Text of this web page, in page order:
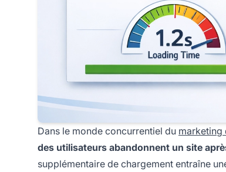
Dans le monde concurrentiel du marketing
des utilisateurs abandonnent un site
supplémentaire de chargement entraîne